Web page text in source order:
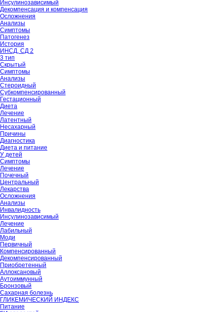
Инсулинозависимый
Декомпенсация и компенсация
Осложнения
Анализы
Симптомы
Патогенез
История
ИНСД, СД 2
3 тип
Скрытый
Симптомы
Анализы
Стероидный
Субкомпенсированный
Гестационный
Диета
Лечение
Латентный
Несахарный
Причины
Диагностика
Диета и питание
У детей
Симптомы
Лечение
Почечный
Центральный
Лекарства
Осложнения
Анализы
Инвалидность
Инсулинозависимый
Лечение
Лабильный
Моди
Первичный
Компенсированный
Декомпенсированный
Приобретенный
Аллоксановый
Аутоиммунный
Бронзовый
Сахарная болезнь
ГЛИКЕМИЧЕСКИЙ ИНДЕКС
Питание